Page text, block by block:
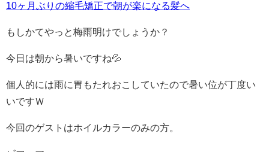
10ヶ月ぶりの縮毛矯正で朝が楽になる髪へ
もしかてやっと梅雨明けでしょうか？
今日は朝から暑いですね💦
個人的には雨に胃もたれおこしていたので暑い位が丁度い
いですＷ
今回のゲストはホイルカラーのみの方。